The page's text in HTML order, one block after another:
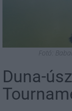
Fotó:
Duna-